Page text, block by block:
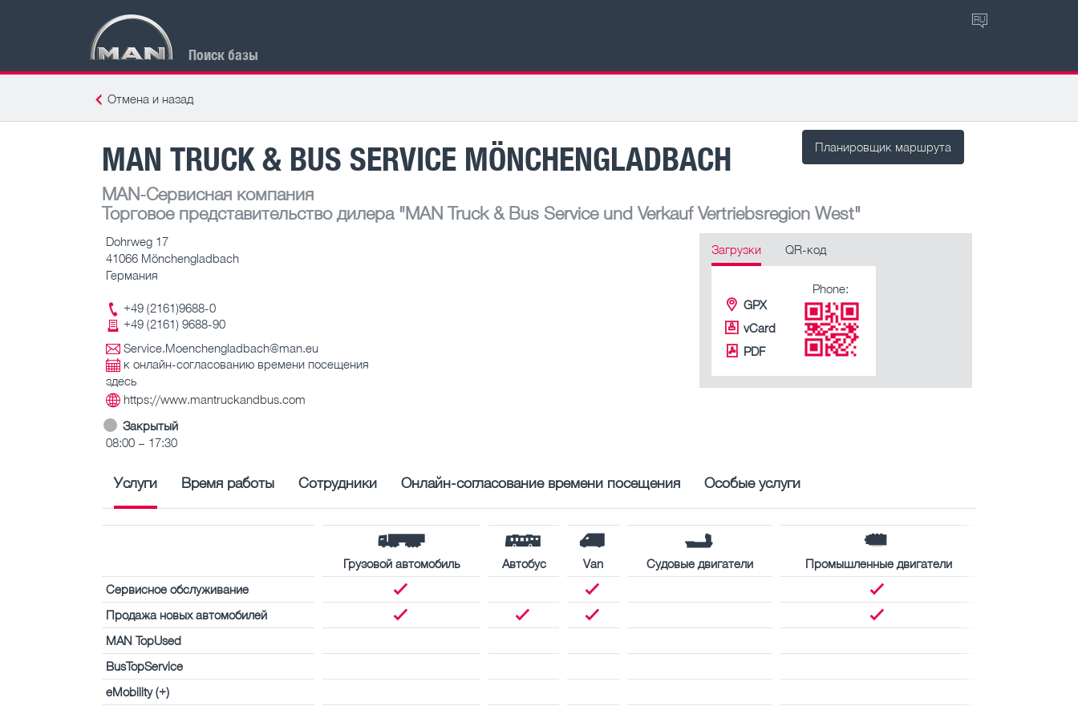
Поиск базы
RU
Отмена и назад
Планировщик маршрута
MAN TRUCK & BUS SERVICE MÖNCHENGLADBACH
MAN-Сервисная компания
Торговое представительство дилера"MAN Truck & Bus Service und Verkauf Vertriebsregion West"
Dohrweg 17
41066 Mönchengladbach
Германия
+49 (2161)9688-0
+49 (2161) 9688-90
Service.Moenchengladbach@man.eu
к онлайн-согласованию времени посещения
здесь
https://www.mantruckandbus.com
Закрытый
08:00 – 17:30
Загрузки QR-код
GPX
vCard
PDF
Phone:
Услуги Время работы Сотрудники Онлайн-согласование времени посещения Особые услуги
Грузовой автомобиль Автобус Van Судовые двигатели
Промышленные двигатели
Сервисное обслуживание
Продажа новых автомобилей
MAN TopUsed
BusTopService
eMobility (+)